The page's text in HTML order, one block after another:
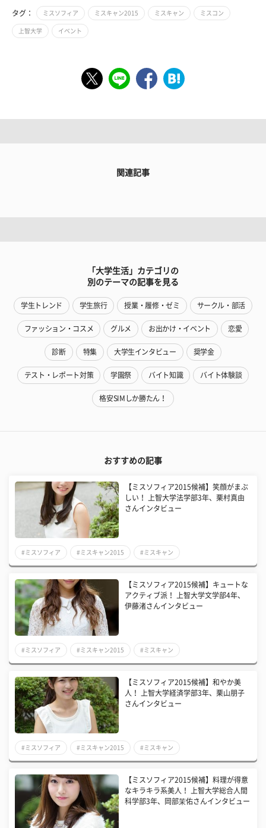
タグ： ミスソフィア ミスキャン2015 ミスキャン ミスコン
上智大学 イベント
関連記事
「大学生活」カテゴリの
別のテーマの記事を見る
学生トレンド 学生旅行 授業・履修・ゼミ サークル・部活
ファッション・コスメ グルメ お出かけ・イベント 恋愛
診断 特集 大学生インタビュー 奨学金
テスト・レポート対策 学園祭 バイト知識 バイト体験談
格安SIMしか勝たん！
おすすめの記事
【ミスソフィア2015候補】笑顔がまぶ
しい！ 上智大学法学部3年、栗村真由
さんインタビュー
#ミスソフィア #ミスキャン2015 #ミスキャン
【ミスソフィア2015候補】キュートな
アクティブ派！ 上智大学文学部4年、
伊藤渚さんインタビュー
#ミスソフィア #ミスキャン2015 #ミスキャン
【ミスソフィア2015候補】和やか美
人！ 上智大学経済学部3年、栗山朋子
さんインタビュー
#ミスソフィア #ミスキャン2015 #ミスキャン
【ミスソフィア2015候補】料理が得意
なキラキラ系美人！ 上智大学総合人間
科学部3年、岡部茉佑さんインタビュー